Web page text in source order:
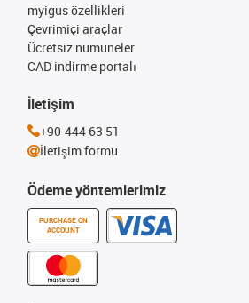
Ödeme yöntemlerimiz
PURCHASE ON
ACCOUNT
myigus özellikleri
Çevrimiçi araçlar
Ücretsiz numuneler
CAD indirme portalı
İletişim
+90-444 63 51
İletişim formu